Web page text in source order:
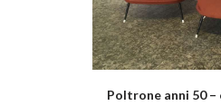
Poltrone anni 50 –